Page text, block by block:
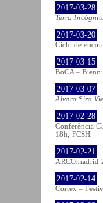
2017-03-28
Terra
2017-03-20
Ciclo de
2017-03-15
BoCA –
2017-03-07
Álvaro Siza
2017-02-28
Conferência
18h, FCSH
2017-02-21
ARCOmadrid
2017-02-14
Córtex –